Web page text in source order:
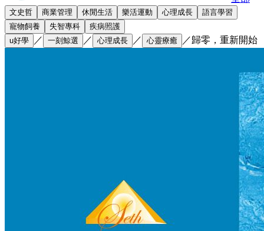
文史哲 商業管理 休閒生活 樂活運動 心理成長
語言學習
寵物飼養
失智專科
疾病照護
u好學
／ 一刻鯨選 ／ 心理成長 ／ 心靈療癒 ／歸零，重新開始